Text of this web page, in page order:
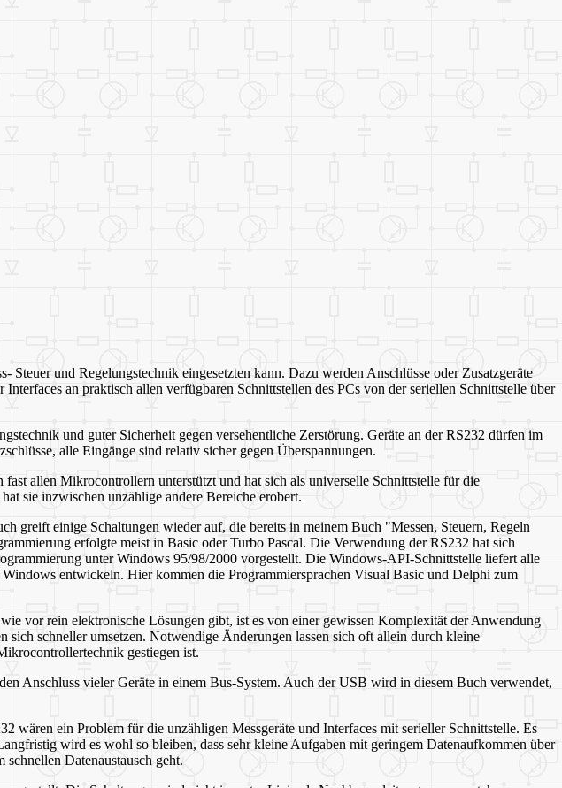
und Regelungstechnik eingesetzten kann. Dazu werden Anschlüsse oder Zusatzgeräte
an praktisch allen verfügbaren Schnittstellen des PCs von der seriellen Schnittstelle über
und guter Sicherheit gegen versehentliche Zerstörung. Geräte an der RS232 dürfen im
alle Eingänge sind relativ sicher gegen Überspannungen.
allen Mikrocontrollern unterstützt und hat sich als universelle Schnittstelle für die
sie inzwischen unzählige andere Bereiche erobert.
greift einige Schaltungen wieder auf, die bereits in meinem Buch "Messen, Steuern, Regeln
erfolgte meist in Basic oder Turbo Pascal. Die Verwendung der RS232 hat sich
unter Windows 95/98/2000 vorgestellt. Die Windows-API-Schnittstelle liefert alle
entwickeln. Hier kommen die Programmiersprachen Visual Basic und Delphi zum
vor rein elektronische Lösungen gibt, ist es von einer gewissen Komplexität der Anwendung
schneller umsetzen. Notwendige Änderungen lassen sich oft allein durch kleine
gestiegen ist.
Anschluss vieler Geräte in einem Bus-System. Auch der USB wird in diesem Buch verwendet,
wären ein Problem für die unzähligen Messgeräte und Interfaces mit serieller Schnittstelle. Es
wird es wohl so bleiben, dass sehr kleine Aufgaben mit geringem Datenaufkommen über
Datenaustausch geht.